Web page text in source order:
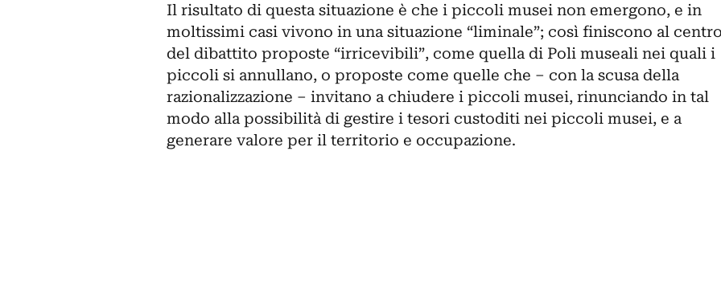
Il risultato di questa situazione è che i piccoli musei non emergono, e in
moltissimi casi vivono in una situazione “liminale”; così finiscono al
del dibattito proposte “irricevibili”, come quella di Poli museali nei quali i
piccoli si annullano, o proposte come quelle che – con la scusa della
razionalizzazione – invitano a chiudere i piccoli musei, rinunciando in tal
modo alla possibilità di gestire i tesori custoditi nei piccoli musei, e a
generare valore per il territorio e occupazione.